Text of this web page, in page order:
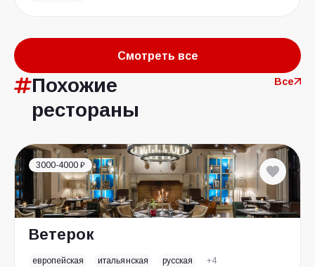
Смотреть все
Похожие
рестораны
Все
3000-4000 ₽
Ветерок
европейская итальянская русская +4